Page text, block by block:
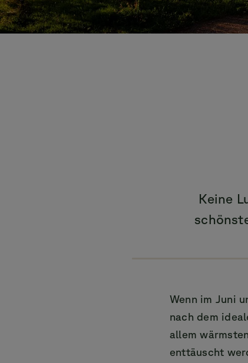
Keine
Wenn im Juni
nach dem
allem
enttäuscht